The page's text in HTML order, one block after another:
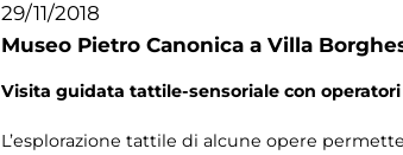
29/11/2018
Museo Pietro Canonica a Villa
Visita guidata tattile-sensoriale con
L’esplorazione tattile di alcune opere